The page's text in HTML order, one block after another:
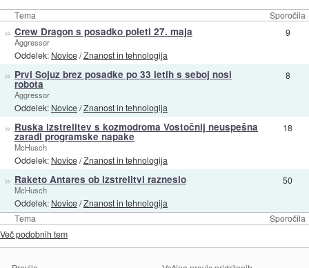
Tema Sporočila
Tema Sporočila
» Crew Dragon s posadko poleti 27. maja
Aggressor
Oddelek: Novice/Znanost in tehnologija
9
» Prvi Sojuz brez posadke po 33 letih s seboj nosi
robota
Aggressor
Oddelek: Novice/Znanost in tehnologija
8
» Ruska izstrelitev s kozmodroma Vostočnij neuspešna
zaradi programske napake
McHusch
Oddelek: Novice/Znanost in tehnologija
18
» Raketo Antares ob izstrelitvi razneslo
McHusch
Oddelek: Novice/Znanost in tehnologija
50
Več podobnih tem